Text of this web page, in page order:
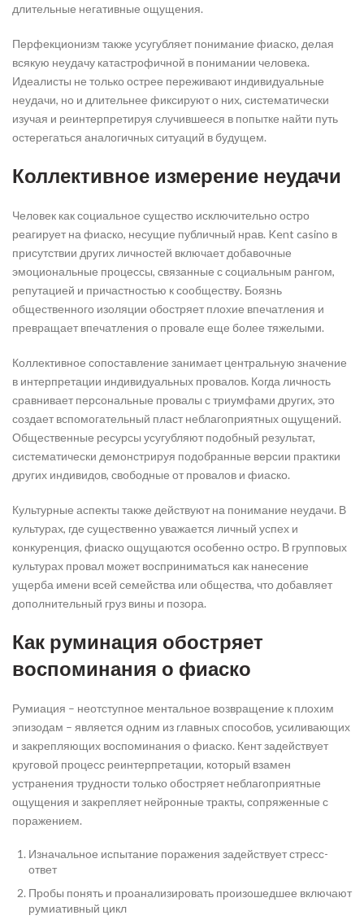
длительные негативные ощущения.
Перфекционизм также усугубляет понимание фиаско, делая
всякую неудачу катастрофичной в понимании человека.
Идеалисты не только острее переживают индивидуальные
неудачи, но и длительнее фиксируют о них, систематически
изучая и реинтерпретируя случившееся в попытке найти путь
остерегаться аналогичных ситуаций в будущем.
Коллективное измерение неудачи
Человек как социальное существо исключительно остро
реагирует на фиаско, несущие публичный нрав. Kent casino в
присутствии других личностей включает добавочные
эмоциональные процессы, связанные с социальным рангом,
репутацией и причастностью к сообществу. Боязнь
общественного изоляции обостряет плохие впечатления и
превращает впечатления о провале еще более тяжелыми.
Коллективное сопоставление занимает центральную значение
в интерпретации индивидуальных провалов. Когда личность
сравнивает персональные провалы с триумфами других, это
создает вспомогательный пласт неблагоприятных ощущений.
Общественные ресурсы усугубляют подобный результат,
систематически демонстрируя подобранные версии практики
других индивидов, свободные от провалов и фиаско.
Культурные аспекты также действуют на понимание неудачи. В
культурах, где существенно уважается личный успех и
конкуренция, фиаско ощущаются особенно остро. В групповых
культурах провал может восприниматься как нанесение
ущерба имени всей семейства или общества, что добавляет
дополнительный груз вины и позора.
Как руминация обостряет
воспоминания о фиаско
Румиация – неотступное ментальное возвращение к плохим
эпизодам – является одним из главных способов, усиливающих
и закрепляющих воспоминания о фиаско. Кент задействует
круговой процесс реинтерпретации, который взамен
устранения трудности только обостряет неблагоприятные
ощущения и закрепляет нейронные тракты, сопряженные с
поражением.
Изначальное испытание поражения задействует стресс-
ответ
Пробы понять и проанализировать произошедшее включают
румиативный цикл